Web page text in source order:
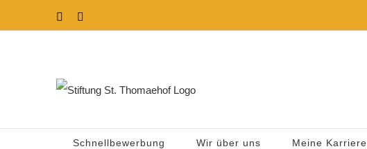
Inhalt
Instagram
Schnellbewerbung Wir über uns Meine Karriere